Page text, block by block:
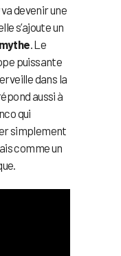
va devenir une
s’ajoute un
. Le
puissante
dans la
aussi à
qui
simplement
comme un